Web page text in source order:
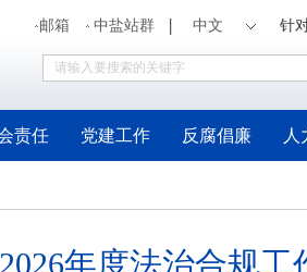
邮箱 中盐站群 中文 针
责任 党建工作 反腐倡廉 人
年度法治合规工